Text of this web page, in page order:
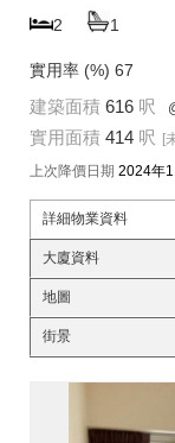
2 1
實用率 (%) 67
建築面積 616 呎
實用面積 414 呎 [
上次降價日期 2024年
詳細物業資料
大廈資料
地圖
街景